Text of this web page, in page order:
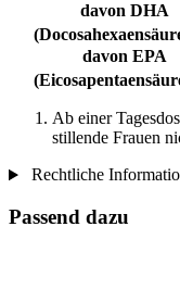
davon DHA
davon EPA
Ab einer
stillende Frauen
Rechtliche
Passend dazu